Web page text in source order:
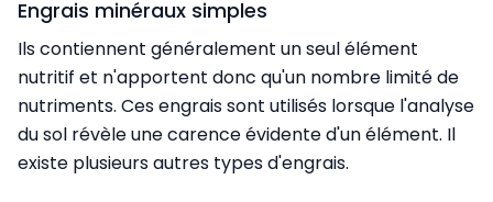
Engrais minéraux simples
Ils contiennent généralement un seul élément
nutritif et n'apportent donc qu'un nombre limité de
nutriments. Ces engrais sont utilisés lorsque l'analyse
du sol révèle une carence évidente d'un élément. Il
existe plusieurs autres types d'engrais.